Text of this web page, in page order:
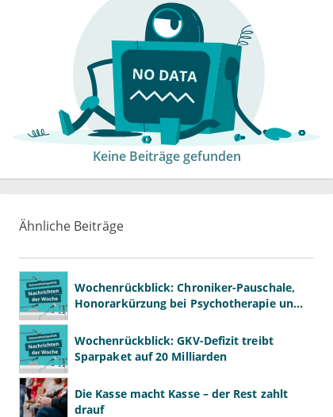
Keine Beiträge gefunden
Ähnliche Beiträge
Wochenrückblick: Chroniker-Pauschale,
Honorarkürzung bei Psychotherapie und
Wochenrückblick: GKV-Defizit treibt
Sparpaket auf 20 Milliarden
Die Kasse macht Kasse – der Rest zahlt
drauf